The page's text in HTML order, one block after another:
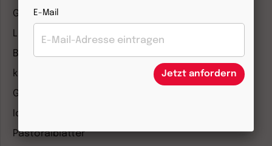
Gemeinsam Glauben
Lebensspuren
Bibel lesen
kunst und kirche
Gottesdienst
Ideenwerkstatt Gottesdienste
Pastoralblätter
E-Mail
Jetzt anfordern